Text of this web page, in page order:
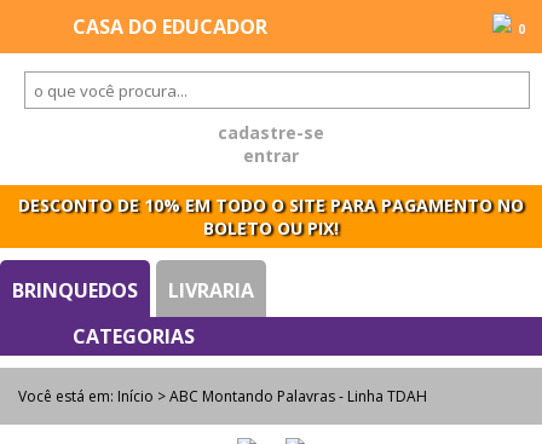
0
cadastre-se
entrar
DESCONTO DE 10% EM TODO O SITE PARA PAGAMENTO NO
BOLETO OU PIX!
BRINQUEDOS LIVRARIA
Você está em: Início > ABC Montando Palavras - Linha TDAH